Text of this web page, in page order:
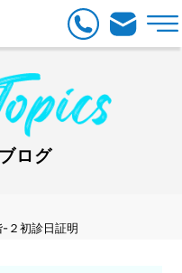
ログ
初診日証明